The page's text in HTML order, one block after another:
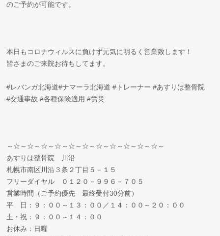
のご予約が可能です。
本日もコロナウィルスに負けず元気に明るく営業致します！
皆さまのご来院お待ちしてます。
#レバンガ北海道#ナマーラ北海道 #トレーナー #あすりは整骨院
#交通事故 #各種保険適用 #労災
～☆～☆～☆～☆～☆～☆～☆～☆～☆～☆～☆～
あすりは整骨院 川沿
札幌市南区川沿３条２丁目５－１５
フリーダイヤル ０１２０－９９６－７０５
営業時間（ご予約優先 最終受付30分前）
平 日：９：００～１３：００／１４：００～２０：００
土・祝：９：００～１４：００
お休み：日曜